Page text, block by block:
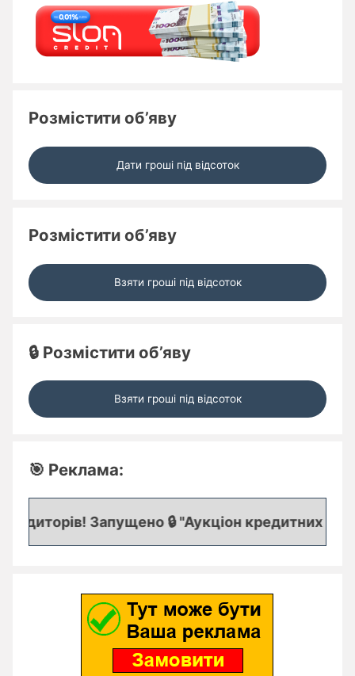
Розмістити об’яву
Дати гроші під відсоток
Розмістити об’яву
Взяти гроші під відсоток
🔒 Розмістити об’яву
Взяти гроші під відсоток
🎯 Реклама:
Запущено 🔒 "Аукціон кредитних